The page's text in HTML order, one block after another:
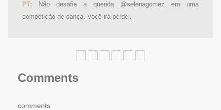
PT: Não desafie a querida @selenagomez em uma
competição de dança. Você irá perder.
Comments
comments